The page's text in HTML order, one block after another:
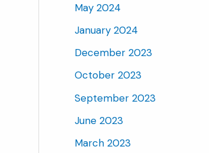
May 2024
January 2024
December 2023
October 2023
September 2023
June 2023
March 2023